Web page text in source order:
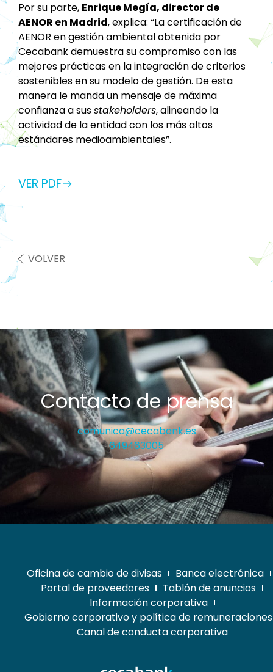
Por su parte, Enrique Megía, director de
AENOR en Madrid, explica: “La certificación de
AENOR en gestión ambiental obtenida por
Cecabank demuestra su compromiso con las
mejores prácticas en la integración de criterios
sostenibles en su modelo de gestión. De esta
manera le manda un mensaje de máxima
confianza a susstakeholders, alineando la
actividad de la entidad con los más altos
estándares medioambientales”.
VER PDF
VOLVER
Contacto de prensa
comunica@cecabank.es
649463005
Oficina de cambio de divisas
Banca electrónica
Portal de proveedores
Tablón de anuncios
Información corporativa
Gobierno corporativo y política de remuneraciones
Canal de conducta corporativa